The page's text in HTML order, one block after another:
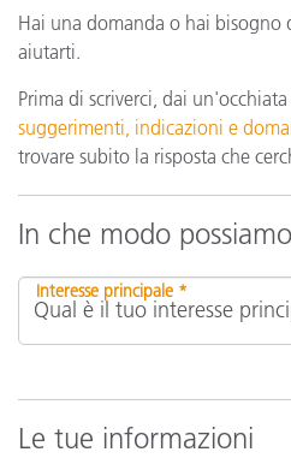
Hai una domanda o hai bisogno
aiutarti.
Prima di scriverci, dai
suggerimenti, indicazioni e
trovare subito la risposta che
In che modo
Interesse principale *
Le tue informazioni